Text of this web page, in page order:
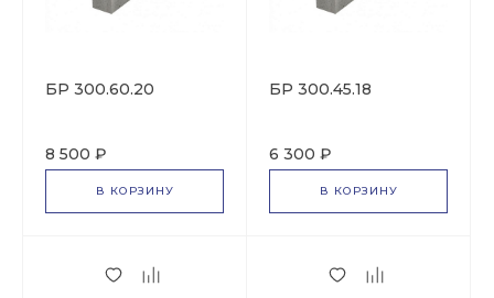
БР 300.60.20
8 500 ₽
В КОРЗИНУ
БР 300.45.18
6 300 ₽
В КОРЗИНУ